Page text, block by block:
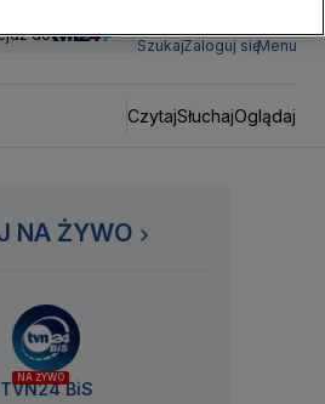
do
SzukajZaloguj sięMenu
CzytajSłuchajOglądaj
NA ŻYWO
NA ŻYWO
TVN24 BiS